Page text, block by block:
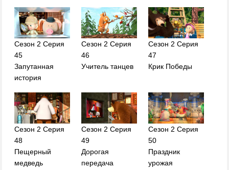
Сезон 2 Серия
45
Запутанная
история
Сезон 2 Серия
46
Учитель танцев
Сезон 2 Серия
47
Крик Победы
Сезон 2 Серия
48
Пещерный
медведь
Сезон 2 Серия
49
Дорогая
передача
Сезон 2 Серия
50
Праздник
урожая